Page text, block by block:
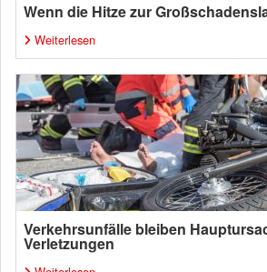
Wenn die Hitze zur
Weiterlesen
Verkehrsunfälle bleiben
Verletzungen